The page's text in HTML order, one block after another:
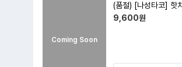
Coming Soon
(품절) [나성타코] 핫
9,600원